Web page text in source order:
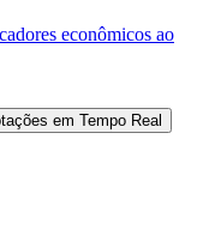
econômicos ao
em Tempo Real